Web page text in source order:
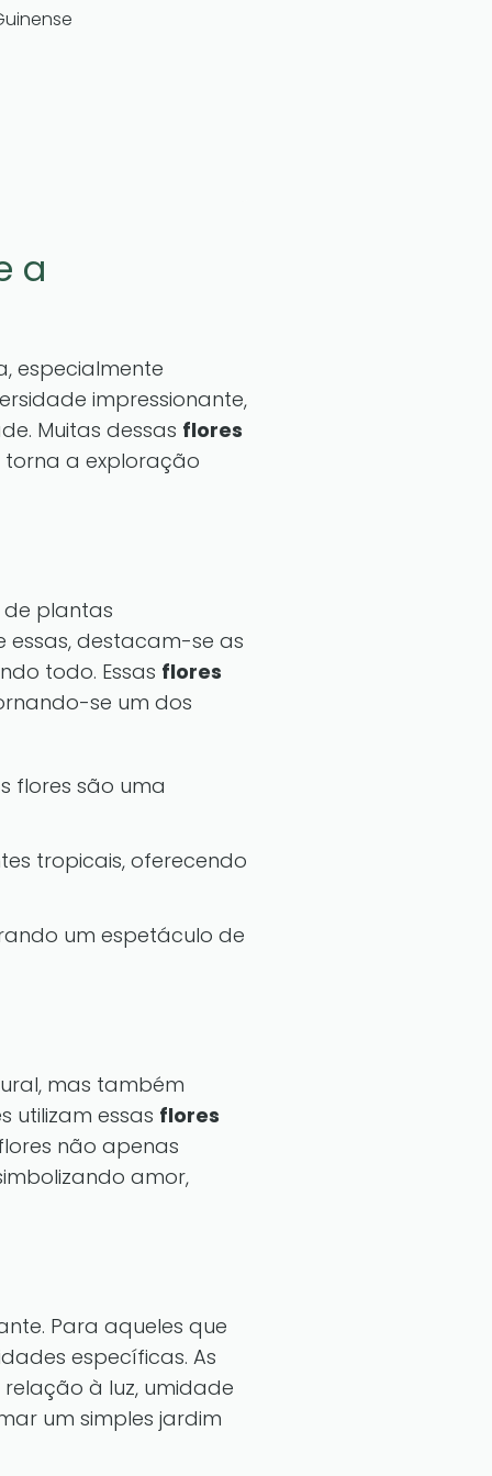
a
especialmente
impressionante,
Muitas dessas flores
a exploração
de plantas
essas, destacam-se as
todo. Essas flores
se um dos
flores são uma
tropicais, oferecendo
um espetáculo de
mas também
utilizam essas flores
não apenas
amor,
Para aqueles que
específicas. As
à luz, umidade
um simples jardim